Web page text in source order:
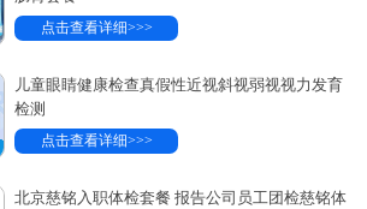
点击查看详细>>>
儿童眼睛健康检查真假性近视斜视弱视视力发育
检测
点击查看详细>>>
北京慈铭入职体检套餐 报告公司员工团检慈铭体